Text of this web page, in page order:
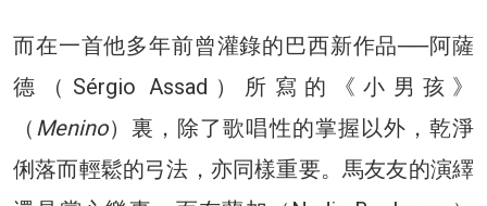
而在一首他多年前曾灌錄的巴西新作品──阿薩
德（Sérgio Assad）所寫的《小男孩》
（ Menino）裏，除了歌唱性的掌握以外，乾淨
俐落而輕鬆的弓法，亦同樣重要。馬友友的演繹